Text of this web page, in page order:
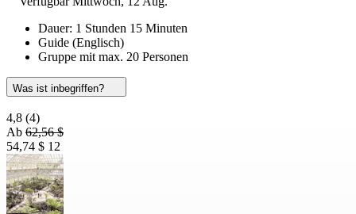
Dauer: 1 Stunden 15 Minuten
Guide (Englisch)
Gruppe mit max. 20 Personen
Was ist inbegriffen?
4,8 (4)
Ab 62,56 $
54,74 $ 12